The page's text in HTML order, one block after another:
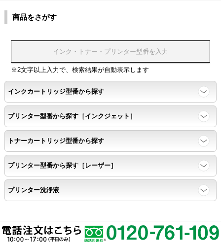
商品をさがす
※2文字以上入力で、検索結果が自動表示します
インクカートリッジ型番から探す
プリンター型番から探す［インクジェット］
トナーカートリッジ型番から探す
プリンター型番から探す［レーザー］
プリンター洗浄液